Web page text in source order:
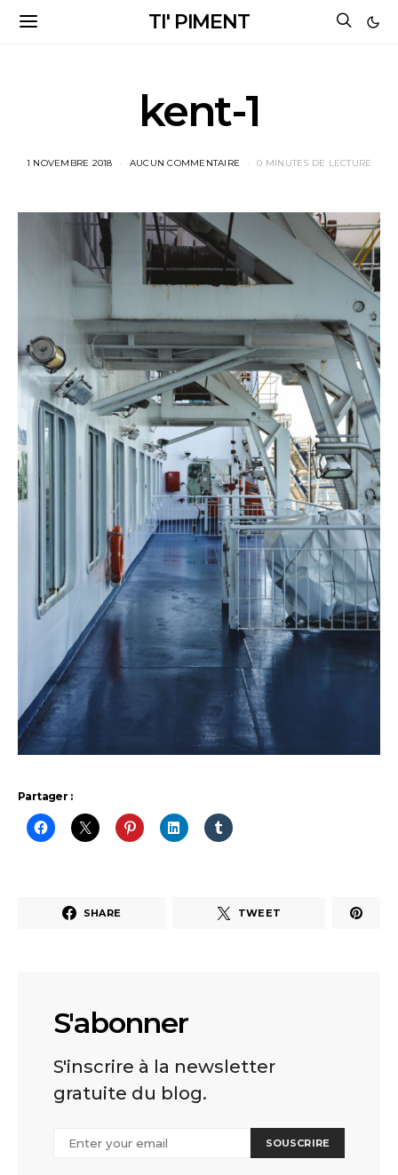
TI' PIMENT
kent-1
1 NOVEMBRE 2018 AUCUN COMMENTAIRE 0 MINUTES DE LECTURE
Partager :
SHARE TWEET
S'abonner
S'inscrire à la newsletter
gratuite du blog.
SOUSCRIRE